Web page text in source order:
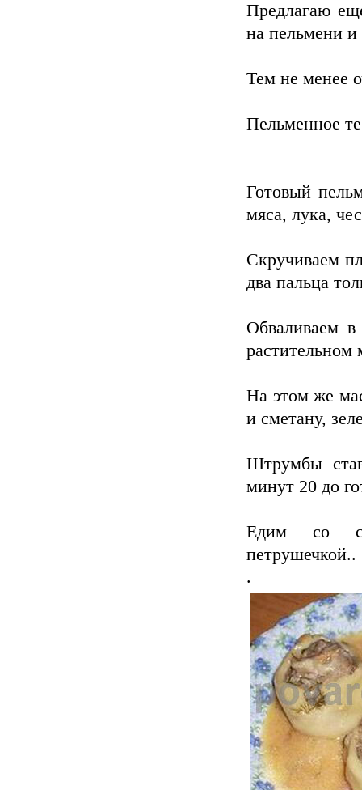
Предлагаю
на пельмени и
Тем не менее
Пельменное
Готовый
мяса, лука,
Скручиваем
два пальца
Обваливаем
растительном
На этом же
и сметану,
Штрумбы
минут 20 до
Едим со
петрушечкой..
.